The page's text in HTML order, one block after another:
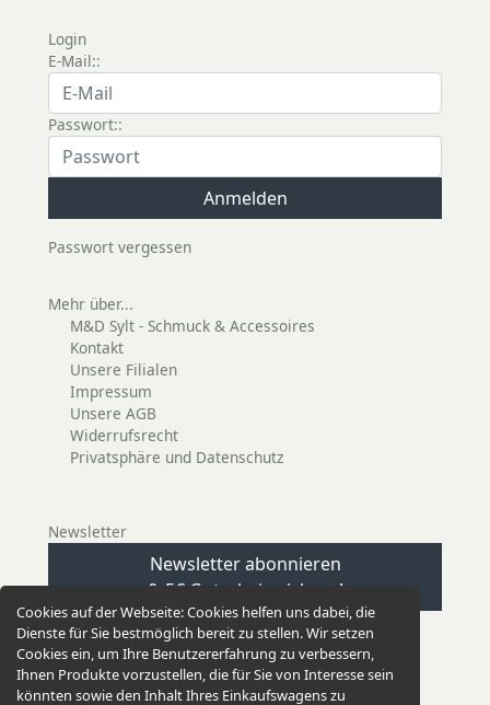
Cookies auf der Webseite:Cookies helfen uns dabei, die
Dienste für Sie bestmöglich bereit zu stellen. Wir setzen
Cookies ein, um Ihre Benutzererfahrung zu verbessern,
Ihnen Produkte vorzustellen, die für Sie von Interesse sein
könnten sowie den Inhalt Ihres Einkaufswagens zu
Login
E-Mail::
Passwort::
Passwort vergessen
Mehr über...
M&D Sylt - Schmuck & Accessoires
Kontakt
Unsere Filialen
Impressum
Unsere AGB
Widerrufsrecht
Privatsphäre und Datenschutz
Newsletter
Newsletter abonnieren
& 5€ Gutschein sichern!